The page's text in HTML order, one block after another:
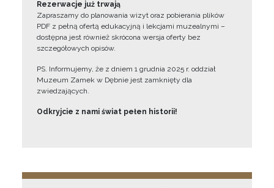
Rezerwacje już trwają
Zapraszamy do planowania wizyt oraz pobierania plików
PDF z pełną ofertą edukacyjną i lekcjami muzealnymi –
dostępna jest również skrócona wersja oferty bez
szczegółowych opisów.
PS. Informujemy, że z dniem 1 grudnia 2025 r. oddział
Muzeum Zamek w Dębnie jest zamknięty dla
zwiedzających.
Odkryjcie z nami świat pełen historii!